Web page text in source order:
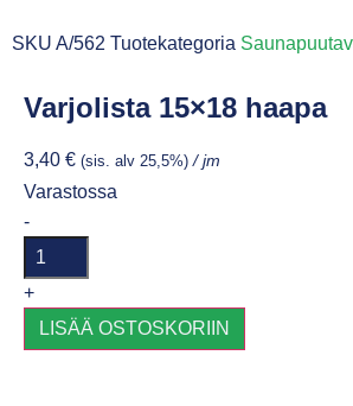
SKU A/562 Tuotekategoria
Varjolista 15×18 haapa
3,40 € (sis. alv 25,5%) / jm
Varastossa
-
+
LISÄÄ OSTOSKORIIN